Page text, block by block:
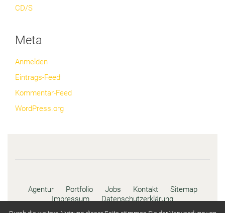
CD/S
Meta
Anmelden
Eintrags-Feed
Kommentar-Feed
WordPress.org
Agentur Portfolio Jobs Kontakt
Sitemap
Impressum
Datenschutzerklärung